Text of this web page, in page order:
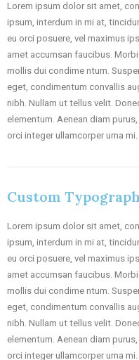
Lorem ipsum dolor sit amet,
ipsum, interdum in mi at,
eu orci posuere, vel maximus
amet accumsan faucibus.
mollis dui condime ntum.
eget, condimentum convallis
nibh. Nullam ut tellus velit.
elementum. Aenean diam
orci integer ullamcorper urna mi.
Custom
Lorem ipsum dolor sit amet,
ipsum, interdum in mi at,
eu orci posuere, vel maximus
amet accumsan faucibus.
mollis dui condime ntum.
eget, condimentum convallis
nibh. Nullam ut tellus velit.
elementum. Aenean diam
orci integer ullamcorper urna mi.